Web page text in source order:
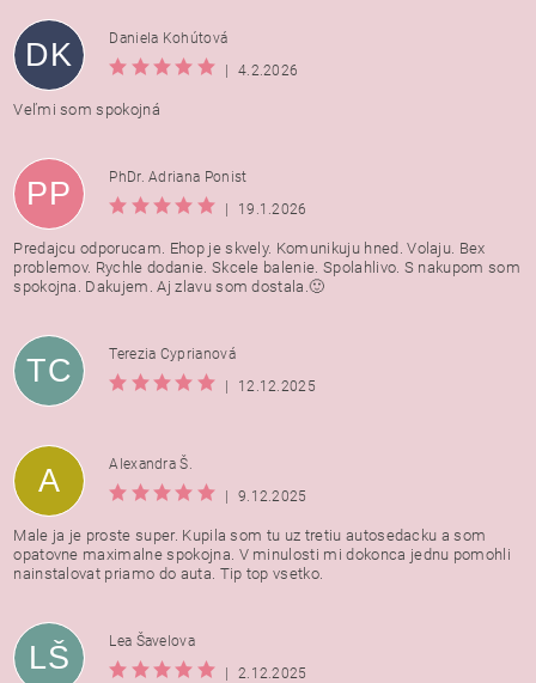
DK
Daniela Kohútová
|
4.2.2026
Veľmi som spokojná
PP
PhDr. Adriana Ponist
|
19.1.2026
Predajcu odporucam. Ehop je skvely. Komunikuju hned. Volaju. Bex
problemov. Rychle dodanie. Skcele balenie. Spolahlivo. S nakupom som
spokojna. Dakujem. Aj zlavu som dostala.🙂
TC
Terezia Cyprianová
|
12.12.2025
A
Alexandra Š.
|
9.12.2025
Male ja je proste super. Kupila som tu uz tretiu autosedacku a som
opatovne maximalne spokojna. V minulosti mi dokonca jednu pomohli
nainstalovat priamo do auta. Tip top vsetko.
LŠ
Lea Šavelova
|
2.12.2025